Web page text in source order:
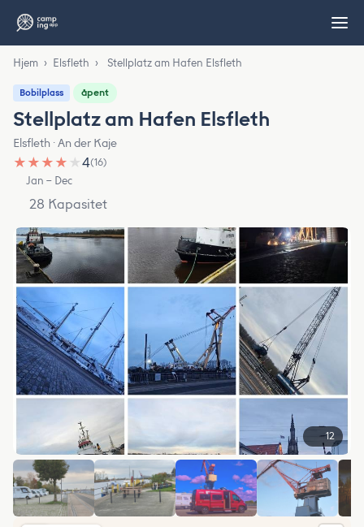
Hjem › Elsfleth › Stellplatz am Hafen Elsfleth
Bobilplass åpent
Stellplatz am Hafen Elsfleth
Elsfleth · An der Kaje
★ ★ ★ ★ ★4(16)
Jan – Dec
28 Kapasitet
12